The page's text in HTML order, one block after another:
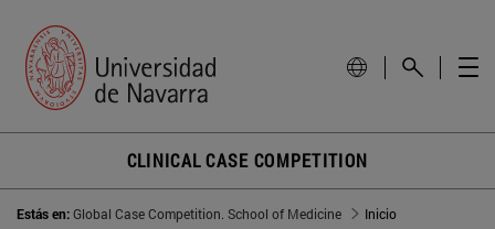
CLINICAL CASE COMPETITION
Estás en:Global Case Competition. School of Medicine Inicio